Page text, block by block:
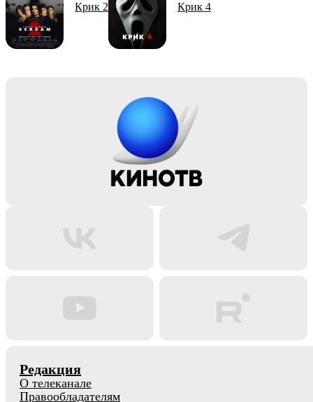
Крик 2 Крик 4
Редакция
О телеканале
Правообладателям